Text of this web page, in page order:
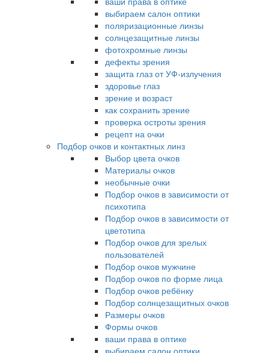
выбираем салон оптики
поляризационные линзы
солнцезащитные линзы
фотохромные линзы
дефекты зрения
защита глаз от УФ-излучения
здоровье глаз
зрение и возраст
как сохранить зрение
проверка остроты зрения
рецепт на очки
Подбор очков и контактных линз
Выбор цвета очков
Материалы очков
необычные очки
Подбор очков в зависимости от
психотипа
Подбор очков в зависимости от
цветотипа
Подбор очков для зрелых
пользователей
Подбор очков мужчине
Подбор очков по форме лица
Подбор очков ребёнку
Подбор солнцезащитных очков
Размеры очков
Формы очков
ваши права в оптике